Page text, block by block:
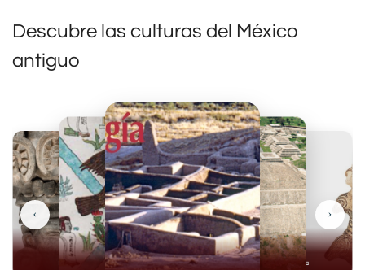
Descubre las culturas del México
antiguo
Mixteca Huasteca
‹ ›